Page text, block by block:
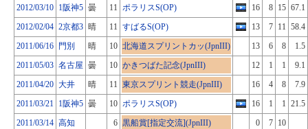
2012/03/10 1阪神5 曇 11 ポラリスS(OP) 16 8 15 67.1
2012/02/04 2京都3 晴 11 すばるS(OP) 13 7 11 58.4
2011/06/16 門別 晴 10 北海道スプリントカッ(JpnIII) 13 6 8
1.5
2011/05/03 名古屋 曇 10 かきつばた記念(JpnIII) 12 1 1
9.1
2011/04/20 大井 晴 11 東京スプリント競走(JpnIII) 16 4 8
7.9
2011/03/21 1阪神5 曇 10 ポラリスS(OP) 16 1 1 21.5
2011/03/14 高知 6 黒船賞[指定交流](JpnIII) 0 7 10